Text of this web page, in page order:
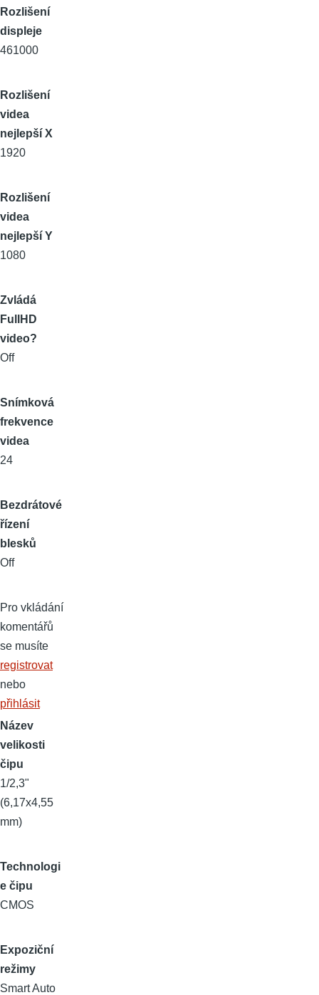
Rozlišení
displeje
461000
Rozlišení
videa
nejlepší X
1920
Rozlišení
videa
nejlepší Y
1080
Zvládá
FullHD
video?
Off
Snímková
frekvence
videa
24
Bezdrátové
řízení
blesků
Off
Pro vkládání
komentářů
se musíte
registrovat
nebo
přihlásit
Název
velikosti
čipu
1/2,3"
(6,17x4,55
mm)
Technologi
e čipu
CMOS
Expoziční
režimy
Smart Auto